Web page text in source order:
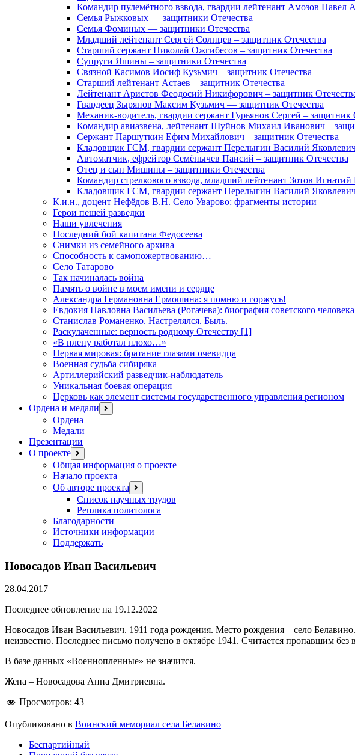
Командир пулемётного взвода, гвардии лейтенант Амозов Павел
Семья Рыжковых — защитники Отечества
Семья Фоминых — защитники Отечества
Младший лейтенант Сергей Солнцев – защитник Отечества
Старший сержант Николай Ожгибесов – защитник Отечества
Супруги Яшины – защитники Отечества
Связной Касимов Иосиф Кузьмич – защитник Отечества
Старший лейтенант Астаев – защитник Отечества
Лейтенант Аристов Феодосий Никифорович – защитник
Гвардеец Зырянов Максим Кузьмич — защитник Отечества
Механик-водитель, гвардии сержант Гурьянов Сергей – защитник
Командир авиазвена, лейтенант Шуйнов Михаил Иванович –
Сержант Паршуткин Ефим Михайлович – защитник Отечества
Кладовщик ГСМ, гвардии сержант Перелыгин Василий
Автоматчик, ефрейтор Семёнычев Паисий – защитник Отечества
Отец и сын Мишины – защитники Отечества
Командир стрелкового взвода, младший лейтенант Зотов
Кладовщик ГСМ, гвардии сержант Перелыгин Василий
К.и.н., доцент Нефёдов В.Н. Село Уварово: фрагменты истории
Герои пешей разведки
Наши увлечения
Последний бой капитана Федосеева
Снимки из семейного архива
Способность к самопожертвованию…
Село Татарово
Так начиналась война
Память о войне в моем имени и сердце
Александра Германовна Ермошина: я помню и горжусь!
Евдокия Павловна Васильева (Рогачева): биография советского человека
Станислав Романенко. Настрелялся. Быль.
Раскулаченные: верность родному Отечеству [1]
«В плену работал плохо…»
Первая мировая: братание глазами очевидца
Военная судьба сибиряка
Артиллерийский разведчик-наблюдатель
Уникальная боевая операция
Церковь как элемент системы государственного управления регионом
Ордена и медали открыть
меню
Ордена
Медали
Презентации
О проекте открыть
меню
Общая информация о проекте
Начало проекта
Об авторе проекта открыть
меню
Список научных трудов
Реплика политолога
Благодарности
Источники информации
Поддержать
Новосадов Иван Васильевич
28.04.2017
Последнее обновление на 19.12.2022
Новосадов Иван Васильевич. 1911 года рождения. Место рождения – село
неизвестно. Последнее письмо получено в октябре 1941. Считается пропавшим без
В базе данных «Военнопленные» не значится.
Жена – Новосадова Анна Дмитриевна.
Просмотров: 43
Опубликовано в Воинский мемориал села Белавино
Беспартийный